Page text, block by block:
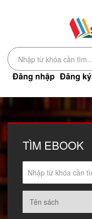
Đăng nhập Đăng ký
TÌM EBOOK